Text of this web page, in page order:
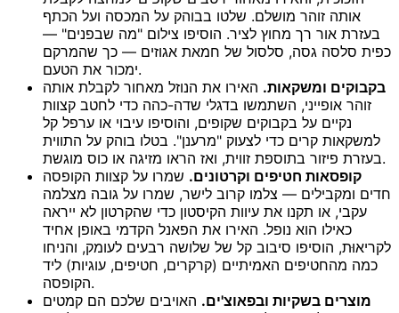
אותה זוהר מושלם. שלטו בבוהק על המכסה ועל הכתף
בעזרת אור רך מחוץ לציר. הוסיפו צילום "מה שבפנים" —
כפית סלסה גסה, סלסול של חמאת אגוזים — כך שהמרקם
ימכור את הטעם.
בקבוקים ומשקאות. האירו את הנוזל מאחור לקבלת אותה
זוהר אופייני, השתמשו בדגלי שדה-כהה כדי לחטב קצוות
נקיים על בקבוקים שקופים, והוסיפו עיבוי או ערפל קל
למשקאות קרים כדי לצעוק "מרענן". בטלו בוהק על התווית
בעזרת פיזור בתוספת זווית, ואז הראו מזיגה או כוס מוגשת.
קופסאות חטיפים וקרטונים. שמרו על קצוות הקופסה
חדים ומקבילים — צלמו קרוב לישר, שמרו על גובה מצלמה
עקבי, או תקנו את עיוות הקיסטון כדי שהקרטון לא ייראה
כאילו הוא נופל. האירו את הפאנל הקדמי באופן אחיד
לקריאוּת, הוסיפו סיבוב קל של שלושה רבעים לעומק, והניחו
כמה מהחטיפים האמיתיים (קרקרים, חטיפים, עוגיות) ליד
הקופסה.
מוצרים בשקיות ובפאוצ'ים. האויבים שלכם הם קמטים